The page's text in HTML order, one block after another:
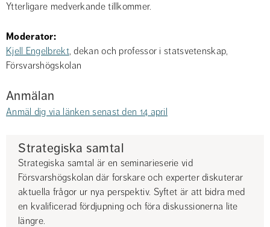
Ytterligare medverkande tillkommer.
Moderator:
Kjell Engelbrekt, dekan och professor i statsvetenskap,
Försvarshögskolan
Anmälan
Anmäl dig via länken senast den 14 april
Strategiska samtal
Strategiska samtal är en seminarieserie vid
Försvarshögskolan där forskare och experter diskuterar
aktuella frågor ur nya perspektiv. Syftet är att bidra med
en kvalificerad fördjupning och föra diskussionerna lite
längre.